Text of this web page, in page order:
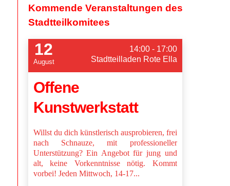
Kommende Veranstaltungen des
Stadtteilkomitees
12
August
14:00 - 17:00
Stadtteilladen Rote Ella
Offene
Kunstwerkstatt
Willst du dich künstlerisch ausprobieren, frei
nach Schnauze, mit professioneller
Unterstützung? Ein Angebot für jung und
alt, keine Vorkenntnisse nötig. Kommt
vorbei! Jeden Mittwoch, 14-17...